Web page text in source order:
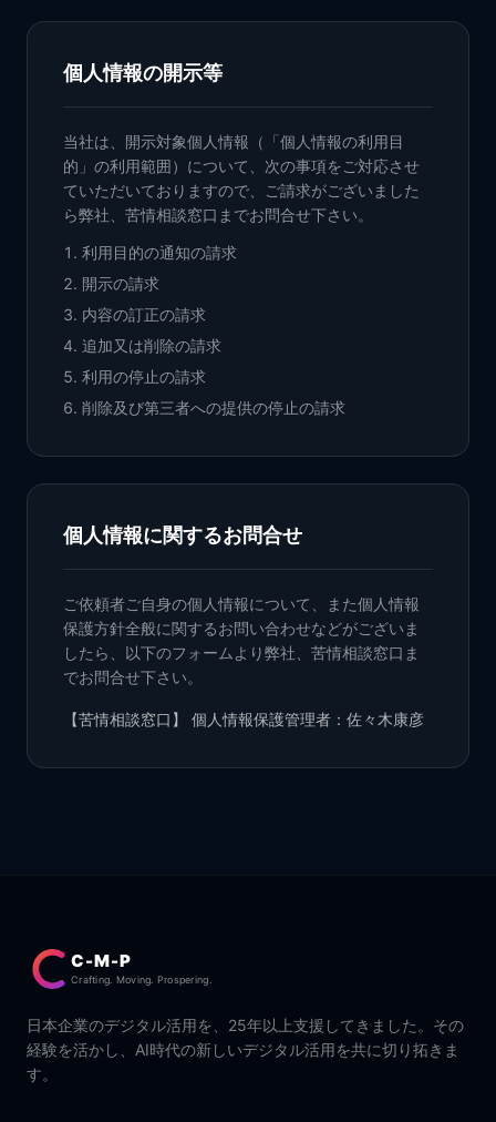
個人情報の開示等
当社は、開示対象個人情報（「個人情報の利用目
的」の利用範囲）について、次の事項をご対応させ
ていただいておりますので、ご請求がございました
ら弊社、苦情相談窓口までお問合せ下さい。
利用目的の通知の請求
開示の請求
内容の訂正の請求
追加又は削除の請求
利用の停止の請求
削除及び第三者への提供の停止の請求
個人情報に関するお問合せ
ご依頼者ご自身の個人情報について、また個人情報
保護方針全般に関するお問い合わせなどがございま
したら、以下のフォームより弊社、苦情相談窓口ま
でお問合せ下さい。
【苦情相談窓口】 個人情報保護管理者：佐々木康彦
C-M-P
Crafting. Moving. Prospering.
日本企業のデジタル活用を、25年以上支援してきました。その
経験を活かし、AI時代の新しいデジタル活用を共に切り拓きま
す。